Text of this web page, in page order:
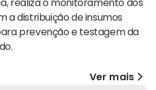
a distribuição de insumos
prevenção e testagem da
Ver mais